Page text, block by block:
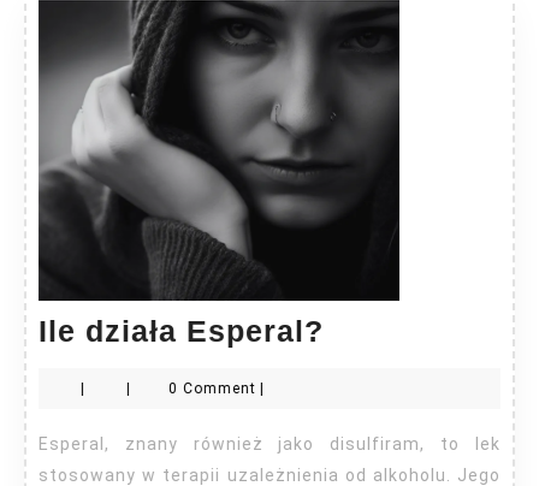
Ile działa Esperal?
| | 0 Comment |
Esperal, znany również jako disulfiram, to lek
stosowany w terapii uzależnienia od alkoholu. Jego